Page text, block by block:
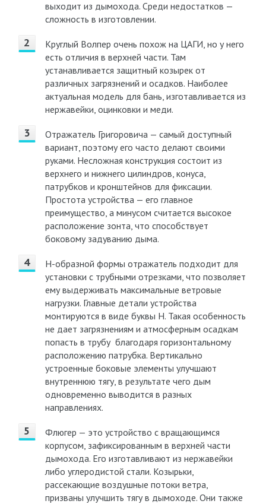
выходит из дымохода. Среди недостатков —
сложность в изготовлении.
Круглый Волпер очень похож на ЦАГИ, но у него
есть отличия в верхней части. Там
устанавливается защитный козырек от
различных загрязнений и осадков. Наиболее
актуальная модель для бань, изготавливается из
нержавейки, оцинковки и меди.
Отражатель Григоровича — самый доступный
вариант, поэтому его часто делают своими
руками. Несложная конструкция состоит из
верхнего и нижнего цилиндров, конуса,
патрубков и кронштейнов для фиксации.
Простота устройства — его главное
преимущество, а минусом считается высокое
расположение зонта, что способствует
боковому задуванию дыма.
Н-образной формы отражатель подходит для
установки с трубными отрезками, что позволяет
ему выдерживать максимальные ветровые
нагрузки. Главные детали устройства
монтируются в виде буквы Н. Такая особенность
не дает загрязнениям и атмосферным осадкам
попасть в трубу благодаря горизонтальному
расположению патрубка. Вертикально
устроенные боковые элементы улучшают
внутреннюю тягу, в результате чего дым
одновременно выводится в разных
направлениях.
Флюгер — это устройство с вращающимся
корпусом, зафиксированным в верхней части
дымохода. Его изготавливают из нержавейки
либо углеродистой стали. Козырьки,
рассекающие воздушные потоки ветра,
призваны улучшить тягу в дымоходе. Они также